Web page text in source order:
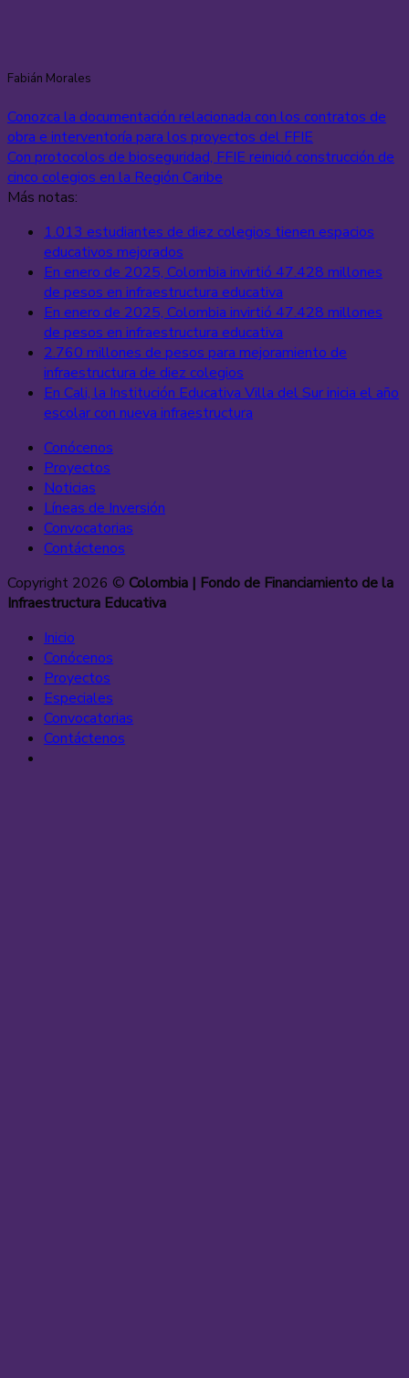
Fabián Morales
Conozca la documentación relacionada con los contratos de
obra e interventoría para los proyectos del FFIE
Con protocolos de bioseguridad, FFIE reinició construcción de
cinco colegios en la Región Caribe
Más notas:
1.013 estudiantes de diez colegios tienen espacios
educativos mejorados
En enero de 2025, Colombia invirtió 47.428 millones
de pesos en infraestructura educativa
En enero de 2025, Colombia invirtió 47.428 millones
de pesos en infraestructura educativa
2.760 millones de pesos para mejoramiento de
infraestructura de diez colegios
En Cali, la Institución Educativa Villa del Sur inicia el año
escolar con nueva infraestructura
Conócenos
Proyectos
Noticias
Líneas de Inversión
Convocatorias
Contáctenos
Copyright 2026 © Colombia | Fondo de Financiamiento de la
Infraestructura Educativa
Inicio
Conócenos
Proyectos
Especiales
Convocatorias
Contáctenos